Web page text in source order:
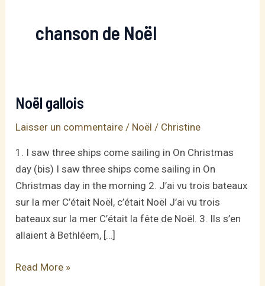
chanson de Noël
Noël gallois
Laisser un commentaire / Noël / Christine
1. I saw three ships come sailing in On Christmas
day (bis) I saw three ships come sailing in On
Christmas day in the morning 2. J’ai vu trois bateaux
sur la mer C’était Noël, c’était Noël J’ai vu trois
bateaux sur la mer C’était la fête de Noël. 3. Ils s’en
allaient à Bethléem, […]
Noël
Read More »